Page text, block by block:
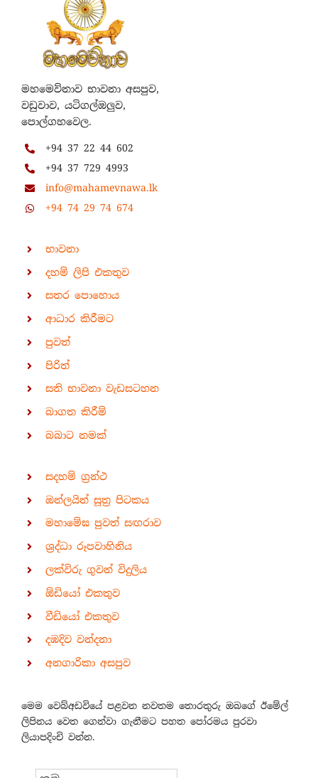
මහමෙව්නාව භාවනා අසපුව,
වඩුවාව, යටිගල්ඔලුව,
පොල්ගහවෙල.
+94 37 22 44 602
+94 37 729 4993
info@mahamevnawa.lk
+94 74 29 74 674
භාවනා
දහම් ලිපි එකතුව
සතර පොහොය
ආධාර කිරීමට
පුවත්
පිරිත්
සති භාවනා වැඩසටහන
බාගත කිරීම්
බබාට නමක්
සදහම් ග්‍රන්ථ
ඔන්ලයින් සූත්‍ර පිටකය
මහාමේඝ පුවත් සඟරාව
ශ්‍රද්ධා රූපවාහිනිය
ලක්විරු ගුවන් විදුලිය
ඕඩියෝ එකතුව
වීඩියෝ එකතුව
දඹදිව වන්දනා
අනගාරිකා අසපුව
මෙම වෙබ්අඩවියේ පළවන නවතම තොරතුරු ඔබගේ ඊමේල්
ලිපිනය වෙත ගෙන්වා ගැනීමට පහත පෝරමය පුරවා
ලියාපදිංචි වන්න.